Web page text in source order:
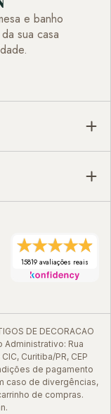
e banho
sua casa
15819 avaliações reais
DE DECORACAO
Administrativo: Rua
Curitiba/PR, CEP
de pagamento
caso de divergências,
de compras.